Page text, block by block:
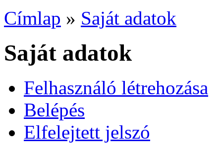
Címlap » Saját adatok
Saját adatok
Felhasználó létrehozása
Belépés
Elfelejtett jelszó